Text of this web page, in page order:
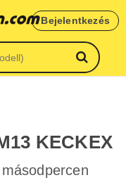
Bejelentkezés
KECKEX